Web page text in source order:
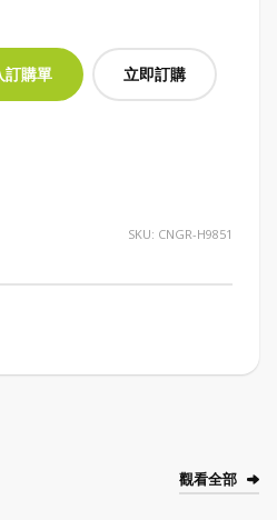
立即訂購
SKU: CNGR-H9851
觀看全部